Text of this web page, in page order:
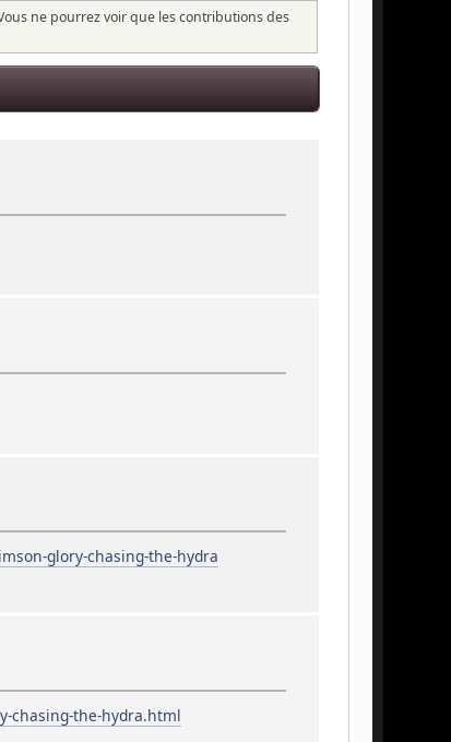
ne pourrez voir que les contributions des
glory-chasing-the-hydra
chasing-the-hydra.html